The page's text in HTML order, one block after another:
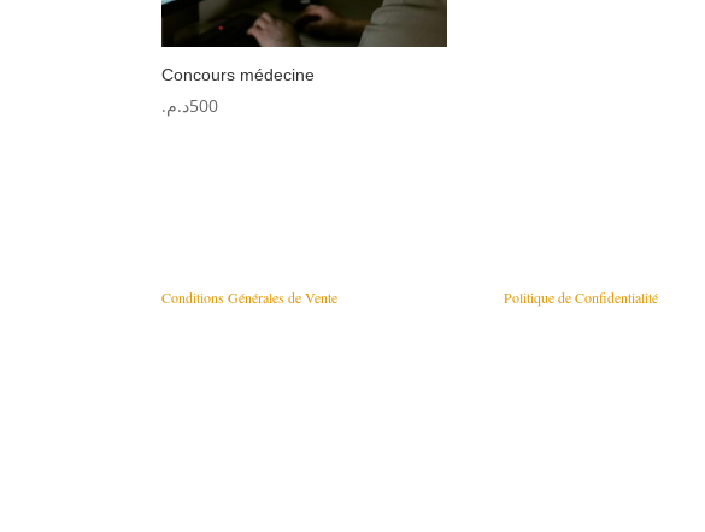
Concours médecine
500د.م.
Conditions Générales de Vente Politique de Confidentialité